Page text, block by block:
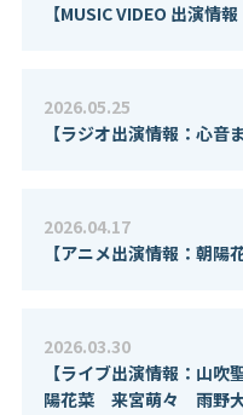
【MUSIC VIDEO 出演情報
2026.05.25
【ラジオ出演情報：心音
2026.04.17
【アニメ出演情報：朝陽
2026.03.30
【ライブ出演情報：山
陽花菜 来宮萌々 雨野大